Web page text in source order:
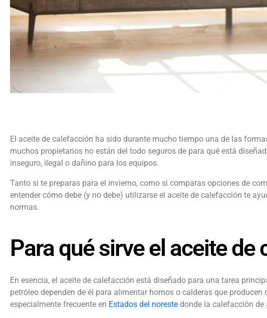
El aceite de calefacción ha sido durante mucho tiempo una de las
muchos propietarios no están del todo seguros de para qué está
inseguro, ilegal o dañino para los equipos.
Tanto si te preparas para el invierno, como si comparas opciones de
entender cómo debe (y no debe) utilizarse el aceite de calefacción te
normas.
Para qué sirve el aceite de
En esencia, el aceite de calefacción está diseñado para una tarea
petróleo dependen de él para alimentar hornos o calderas que
especialmente frecuente en Estados del noreste donde la calefacción